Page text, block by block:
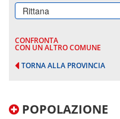
Rittana
CONFRONTA
CON UN ALTRO COMUNE
TORNA ALLA PROVINCIA
POPOLAZIONE